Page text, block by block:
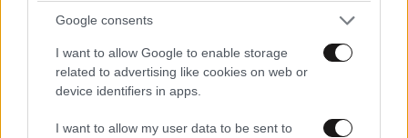
Google consents
I want to allow Google to enable storage
related to advertising like cookies on web or
device identifiers in apps.
I want to allow my user data to be sent to